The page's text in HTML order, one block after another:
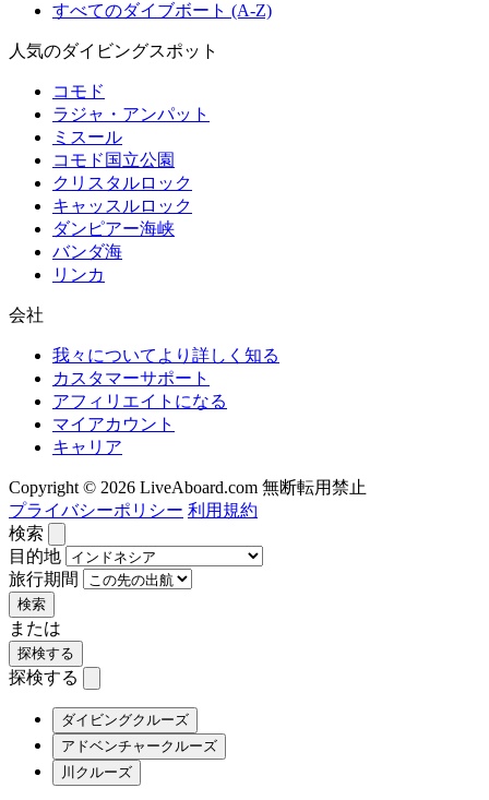
すべてのダイブボート (A-Z)
人気のダイビングスポット
コモド
ラジャ・アンパット
ミスール
コモド国立公園
クリスタルロック
キャッスルロック
ダンピアー海峡
バンダ海
リンカ
会社
我々についてより詳しく知る
カスタマーサポート
アフィリエイトになる
マイアカウント
キャリア
Copyright © 2026 LiveAboard.com 無断転用禁止
プライバシーポリシー 利用規約
検索
目的地
旅行期間
検索
または
探検する
探検する
ダイビングクルーズ
アドベンチャークルーズ
川クルーズ